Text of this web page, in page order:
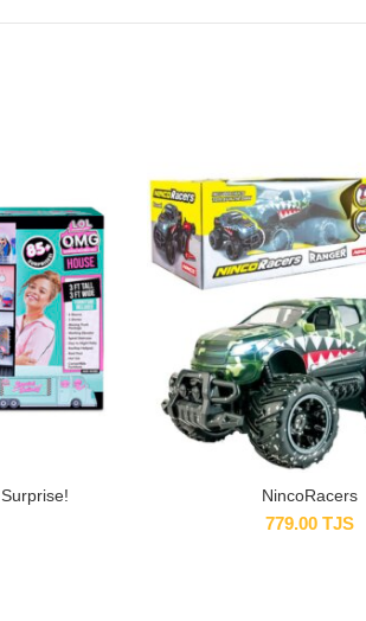
NincoRacers
779.00 TJS